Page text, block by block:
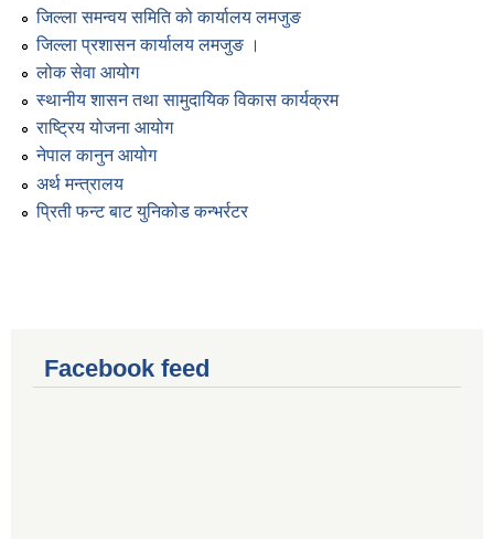
जिल्ला समन्वय समिति को कार्यालय लमजुङ
जिल्ला प्रशासन कार्यालय लमजुङ ।
लोक सेवा आयोग
स्थानीय शासन तथा सामुदायिक विकास कार्यक्रम
राष्ट्रिय योजना आयोग
नेपाल कानुन आयोग
अर्थ मन्त्रालय
प्रिती फन्ट बाट युनिकोड कन्भर्रटर
Facebook feed